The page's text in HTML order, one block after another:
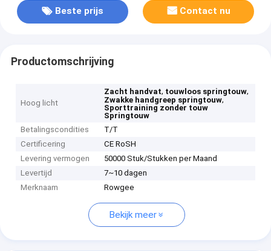
Beste prijs Contact nu
Productomschrijving
Hoog licht
Zacht handvat, touwloos springtouw,
Zwakke handgreep springtouw,
Sporttraining zonder touw
Springtouw
Betalingscondities
T/T
Certificering
CE RoSH
Levering vermogen
50000 Stuk/Stukken per Maand
Levertijd
7~10 dagen
Merknaam
Rowgee
Bekijk meer